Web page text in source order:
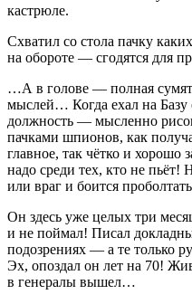
кастрюле.
Схватил со стола пачку
на обороте — сгодятся для
…А в голове — полная
мыслей… Когда ехал на Базу
должность — мысленно
пачками шпионов, как
главное, так чётко и хорошо
надо среди тех, кто не
или враг и боится
Он здесь уже целых три
и не поймал! Писал
подозрениях — а те только
Эх, опоздал он лет на 70!
в генералы вышел…